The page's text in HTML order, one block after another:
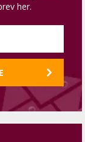
her.